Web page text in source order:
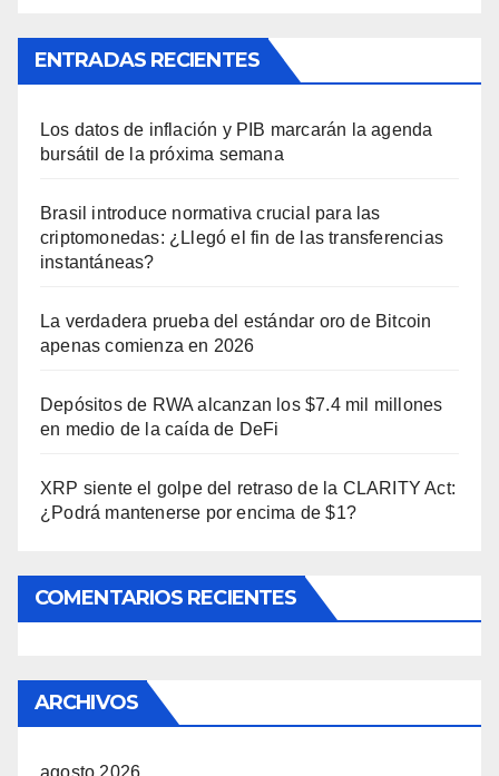
ENTRADAS RECIENTES
Los datos de inflación y PIB marcarán la agenda
bursátil de la próxima semana
Brasil introduce normativa crucial para las
criptomonedas: ¿Llegó el fin de las transferencias
instantáneas?
La verdadera prueba del estándar oro de Bitcoin
apenas comienza en 2026
Depósitos de RWA alcanzan los $7.4 mil millones
en medio de la caída de DeFi
XRP siente el golpe del retraso de la CLARITY Act:
¿Podrá mantenerse por encima de $1?
COMENTARIOS RECIENTES
ARCHIVOS
agosto 2026